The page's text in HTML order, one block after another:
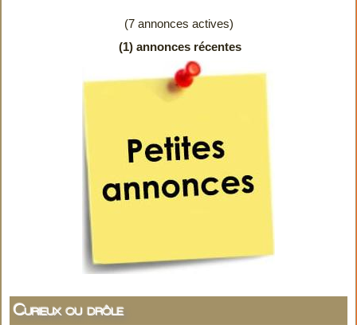
(7 annonces actives)
(1) annonces récentes
Curieux ou drôle